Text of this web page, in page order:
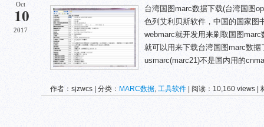
Oct
10
2017
台湾国图marc数据下载(台湾国图
色列艾利贝斯软件，中国的国家图
webmarc就开发用来刷取国图
就可以用来下载台湾国图marc数
usmarc(marc21)不是国内用的
作者：sjzwcs | 分类： MARC数据, 工具软件 | 阅读：10,160 views |